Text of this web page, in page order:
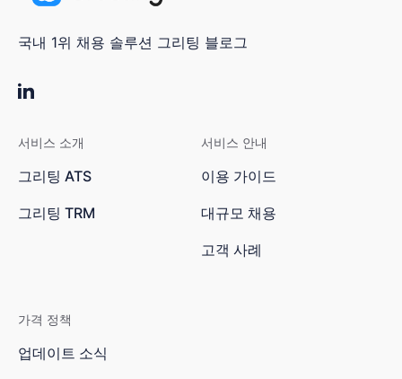
국내 1위 채용 솔루션 그리팅 블로그
서비스 소개
그리팅 ATS
그리팅 TRM
서비스 안내
이용 가이드
대규모 채용
고객 사례
가격 정책
업데이트 소식